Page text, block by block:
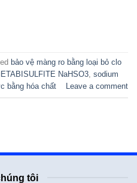
bảo vệ màng ro bằng loại bỏ clo
NaHSO3, sodium
bằng hóa chất Leave a comment
tôi